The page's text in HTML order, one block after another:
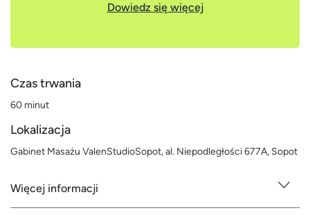
Dowiedz się więcej
Czas trwania
60 minut
Lokalizacja
Gabinet Masażu ValenStudioSopot, al. Niepodległości 677A, Sopot
Więcej informacji